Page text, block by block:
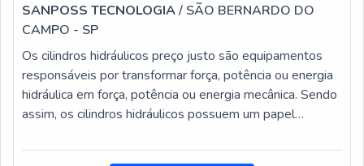
SANPOSS TECNOLOGIA/ SÃO BERNARDO DO
CAMPO - SP
Os cilindros hidráulicos preço justo são equipamentos
responsáveis por transformar força, potência ou energia
hidráulica em força, potência ou energia mecânica. Sendo
assim, os cilindros hidráulicos possuem um papel
diferentes setores industriais. Os cilindros podem ser